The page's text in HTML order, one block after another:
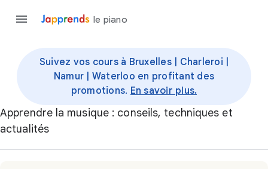
le piano
Suivez vos cours à Bruxelles | Charleroi |
Namur | Waterloo en profitant des
promotions. En savoir plus.
Apprendre la musique : conseils, techniques et
actualités